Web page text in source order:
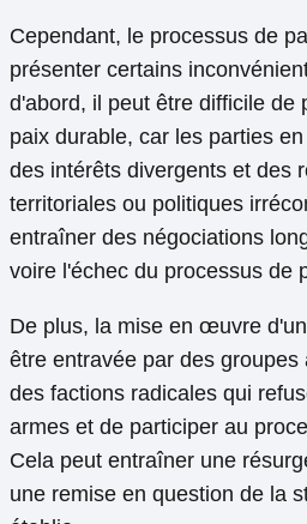
Cependant, le processus de
présenter certains
d'abord, il peut être difficile de
paix durable, car les parties
des intérêts divergents et des
territoriales ou politiques
entraîner des négociations
voire l'échec du processus de
De plus, la mise en œuvre
être entravée par des groupes
des factions radicales qui
armes et de participer au
Cela peut entraîner une
une remise en question de la